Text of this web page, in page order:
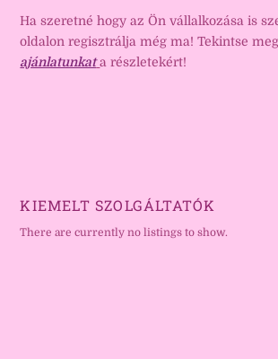
Ha szeretné hogy az Ön vállalkozása is
oldalon regisztrálja még ma! Tekintse
ajánlatunkat a részletekért!
KIEMELT SZOLGÁLTATÓK
There are currently no listings to show.